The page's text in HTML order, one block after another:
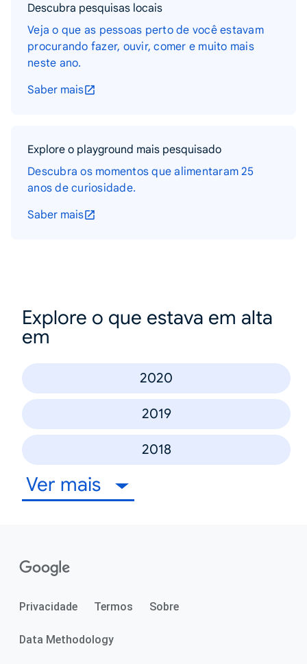
Descubra pesquisas locais
Veja o que as pessoas perto de você estavam
procurando fazer, ouvir, comer e muito mais
neste ano.
Saber mais
Explore o playground mais pesquisado
Descubra os momentos que alimentaram 25
anos de curiosidade.
Saber mais
Explore o que estava em alta
em
2020
2019
2018
Ver mais
Privacidade Termos Sobre
Data Methodology